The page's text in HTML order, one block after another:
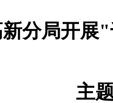
分局开展
主